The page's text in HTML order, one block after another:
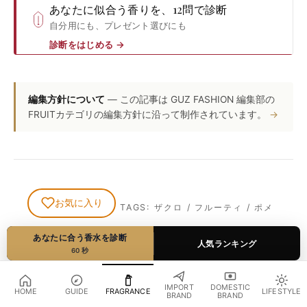
あなたに似合う香りを、12問で診断
自分用にも、プレゼント選びにも
診断をはじめる →
編集方針について — この記事は GUZ FASHION 編集部の
FRUITカテゴリの編集方針に沿って制作されています。
お気に入り TAGS:ザクロ / フルーティ / ポメ
SHARE
あなたに合う香水を診断
60 秒
人気ランキング
HOME GUIDE FRAGRANCE
IMPORT
BRAND
DOMESTIC
BRAND
LIFESTYLE